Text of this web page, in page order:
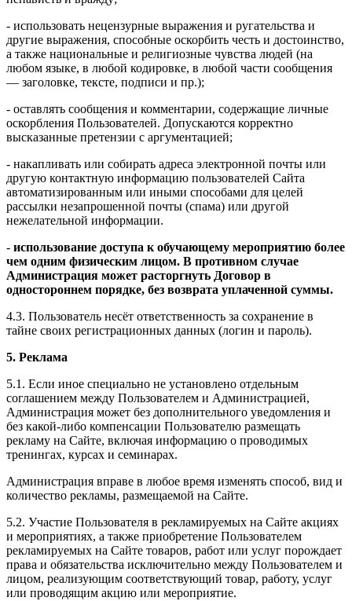
- использовать нецензурные выражения и ругательства и
другие выражения, способные оскорбить честь и достоинство,
а также национальные и религиозные чувства людей (на
любом языке, в любой кодировке, в любой части сообщения
— заголовке, тексте, подписи и пр.);
- оставлять сообщения и комментарии, содержащие личные
оскорбления Пользователей. Допускаются корректно
высказанные претензии с аргументацией;
- накапливать или собирать адреса электронной почты или
другую контактную информацию пользователей Сайта
автоматизированным или иными способами для целей
рассылки незапрошенной почты (спама) или другой
нежелательной информации.
- использование доступа к обучающему мероприятию более
чем одним физическим лицом. В противном случае
Администрация может расторгнуть Договор в
одностороннем порядке, без возврата уплаченной суммы.
4.3. Пользователь несёт ответственность за сохранение в
тайне своих регистрационных данных (логин и пароль).
5. Реклама
5.1. Если иное специально не установлено отдельным
соглашением между Пользователем и Администрацией,
Администрация может без дополнительного уведомления и
без какой-либо компенсации Пользователю размещать
рекламу на Сайте, включая информацию о проводимых
тренингах, курсах и семинарах.
Администрация вправе в любое время изменять способ, вид и
количество рекламы, размещаемой на Сайте.
5.2. Участие Пользователя в рекламируемых на Сайте акциях
и мероприятиях, а также приобретение Пользователем
рекламируемых на Сайте товаров, работ или услуг порождает
права и обязательства исключительно между Пользователем и
лицом, реализующим соответствующий товар, работу, услуг
или проводящим акцию или мероприятие.